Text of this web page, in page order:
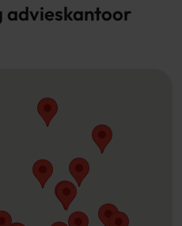
advieskantoor